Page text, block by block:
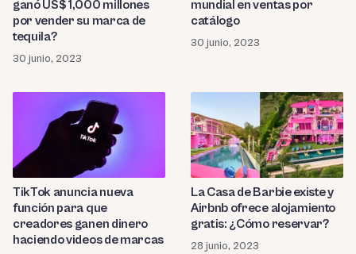
ganó US$ 1,000 millones
por vender su marca de
tequila?
30 junio, 2023
mundial en ventas por
catálogo
30 junio, 2023
TikTok anuncia nueva
función para que
creadores ganen dinero
haciendo videos de marcas
La Casa de Barbie existe y
Airbnb ofrece alojamiento
gratis: ¿Cómo reservar?
28 junio, 2023